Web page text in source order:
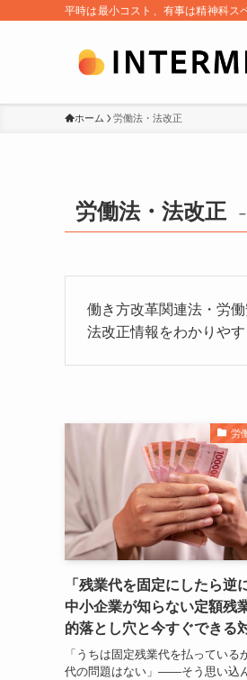
平時は最小コスト、有事は精神科ス
ホーム 労働法・法改正
労働法・法改正
働き方改革関連法・労
法改正情報をわかりやす
労
「残業代を固定にしたら逆
中小企業が知らない定額残
的落とし穴と今すぐできる
「うちは固定残業代を払っている
代の問題はない」——そう思い込